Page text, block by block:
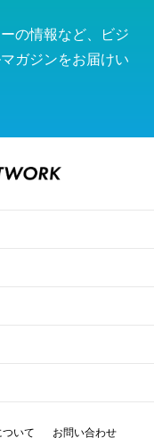
の情報など、ビジ
ガジンをお届けい
ついて お問い合わせ